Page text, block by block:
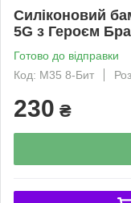
Силіконовий
5G з Героєм
Готово до відправки
Код: M35 8-Бит
230 ₴